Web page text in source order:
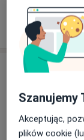
Usługi i ceny
Konsultacja
Od 200 zł
Szanujemy
Akceptując,
plików cookie